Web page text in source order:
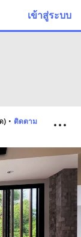
เข้าสู่ระบบ
) • ติดตาม